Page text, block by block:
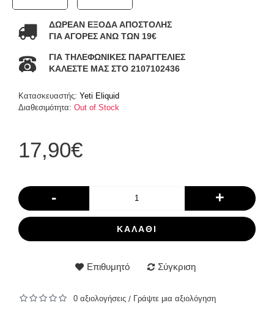
ΔΩΡΕΑΝ ΕΞΟΔΑ ΑΠΟΣΤΟΛΗΣ
ΓΙΑ ΑΓΟΡΕΣ ΑΝΩ ΤΩΝ 19€
ΓΙΑ ΤΗΛΕΦΩΝΙΚΕΣ ΠΑΡΑΓΓΕΛΙΕΣ
ΚΑΛΕΣΤΕ ΜΑΣ ΣΤΟ 2107102436
Κατασκευαστής: Yeti Eliquid
Διαθεσιμότητα: Out of Stock
17,90€
- +
ΚΑΛΆΘΙ
Επιθυμητό Σύγκριση
0 αξιολογήσεις / Γράψτε μια αξιολόγηση